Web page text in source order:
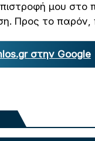
μου στο
Προς το παρόν,
στην Google